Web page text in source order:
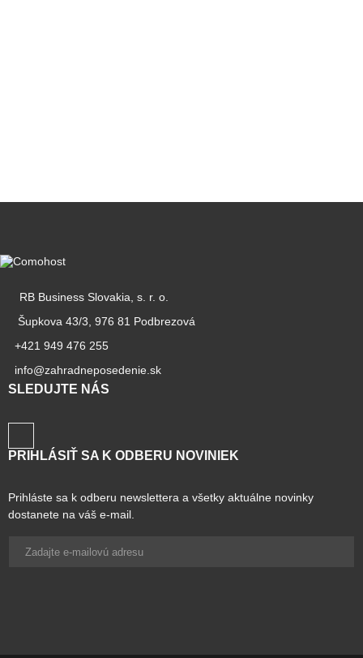
RB Business Slovakia, s. r. o.
Šupkova 43/3, 976 81 Podbrezová
+421 949 476 255
info@zahradneposedenie.sk
SLEDUJTE NÁS
PRIHLÁSIŤ SA K ODBERU NOVINIEK
Prihláste sa k odberu newslettera a všetky aktuálne novinky
dostanete na váš e-mail.